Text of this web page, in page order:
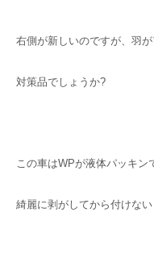
右側が新しいのですが、羽が
対策品でしょうか?
この車はWPが液体パッキン
綺麗に剥がしてから付けな